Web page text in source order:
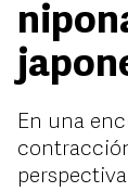
En una